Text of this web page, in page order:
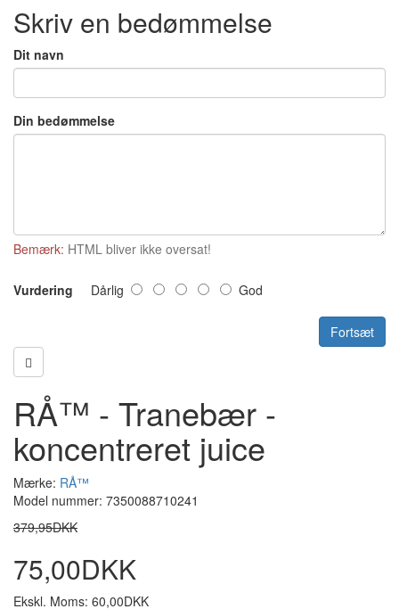
Skriv en bedømmelse
Dit navn
Din bedømmelse
Bemærk: HTML bliver ikke oversat!
Vurdering Dårlig God
Fortsæt
RÅ™ - Tranebær -
koncentreret juice
Mærke: RÅ™
Model nummer: 7350088710241
379,95DKK
75,00DKK
Ekskl. Moms: 60,00DKK